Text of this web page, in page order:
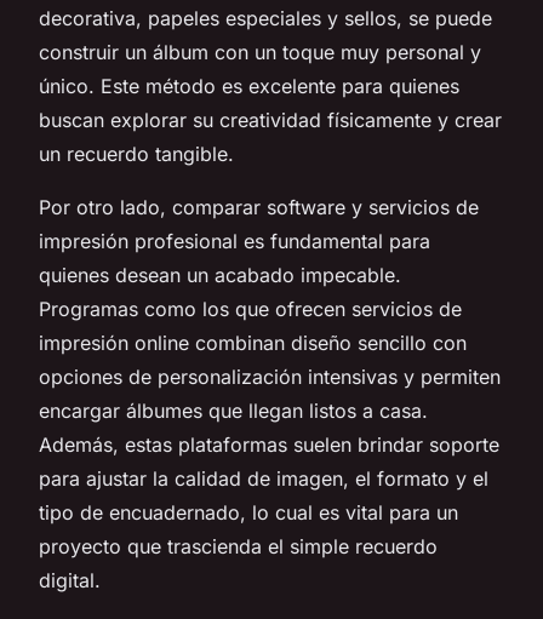
decorativa, papeles especiales y sellos, se puede
construir un álbum con un toque muy personal y
único. Este método es excelente para quienes
buscan explorar su creatividad físicamente y crear
un recuerdo tangible.
Por otro lado, comparar software y servicios de
impresión profesional es fundamental para
quienes desean un acabado impecable.
Programas como los que ofrecen servicios de
impresión online combinan diseño sencillo con
opciones de personalización intensivas y permiten
encargar álbumes que llegan listos a casa.
Además, estas plataformas suelen brindar soporte
para ajustar la calidad de imagen, el formato y el
tipo de encuadernado, lo cual es vital para un
proyecto que trascienda el simple recuerdo
digital.